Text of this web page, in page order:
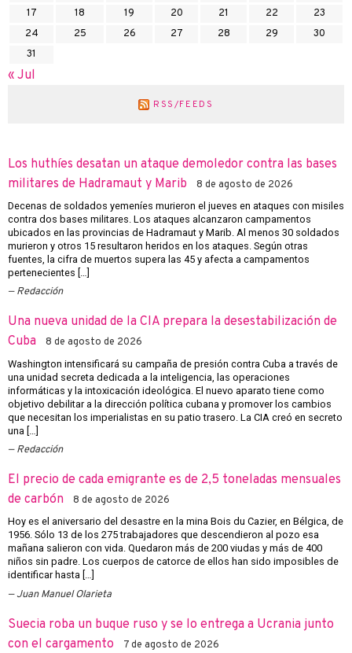
17
18 19 20 21 22
23
24
25 26 27 28 29
30
31
« Jul
RSS/FEEDS
Los huthíes desatan un ataque demoledor contra las bases
militares de Hadramaut y Marib
8 de agosto de 2026
Decenas de soldados yemeníes murieron el jueves en ataques con misiles
contra dos bases militares. Los ataques alcanzaron campamentos
ubicados en las provincias de Hadramaut y Marib. Al menos 30 soldados
murieron y otros 15 resultaron heridos en los ataques. Según otras
fuentes, la cifra de muertos supera las 45 y afecta a campamentos
pertenecientes […]
Redacción
Una nueva unidad de la CIA prepara la desestabilización de
Cuba
8 de agosto de 2026
Washington intensificará su campaña de presión contra Cuba a través de
una unidad secreta dedicada a la inteligencia, las operaciones
informáticas y la intoxicación ideológica. El nuevo aparato tiene como
objetivo debilitar a la dirección política cubana y promover los cambios
que necesitan los imperialistas en su patio trasero. La CIA creó en secreto
una […]
Redacción
El precio de cada emigrante es de 2,5 toneladas mensuales
de carbón
8 de agosto de 2026
Hoy es el aniversario del desastre en la mina Bois du Cazier, en Bélgica, de
1956. Sólo 13 de los 275 trabajadores que descendieron al pozo esa
mañana salieron con vida. Quedaron más de 200 viudas y más de 400
niños sin padre. Los cuerpos de catorce de ellos han sido imposibles de
identificar hasta […]
Juan Manuel Olarieta
Suecia roba un buque ruso y se lo entrega a Ucrania junto
con el cargamento
7 de agosto de 2026